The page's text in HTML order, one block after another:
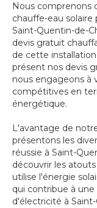
Nous comprenons
chauffe-eau
Saint-Quentin-de-
devis gratuit
de cette
présent nos devis
nous engageons à
compétitives en
énergétique.
L'avantage de
présentons les
réussie à Saint-
découvrir les
utilise l'énergie
qui contribue à
d'électricité à